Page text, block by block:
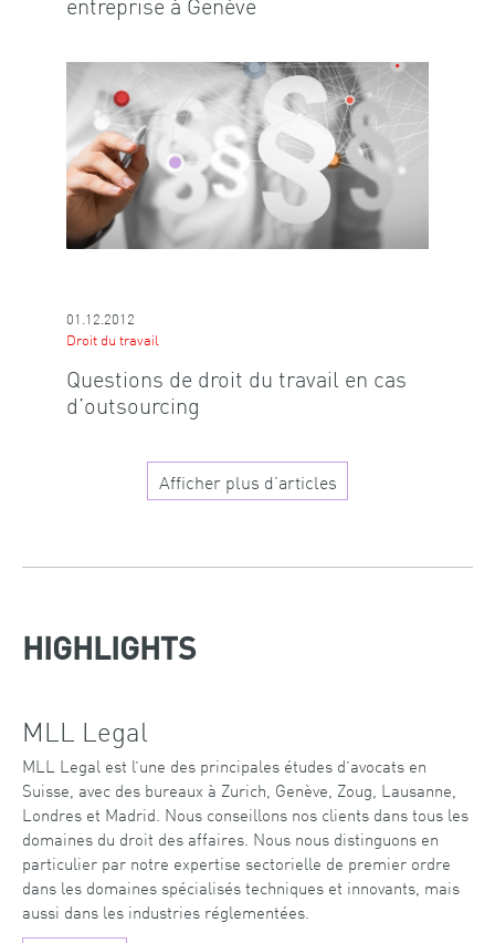
01.12.2012
Droit du travail
Questions de droit du travail en cas
d’outsourcing
Afficher plus d’articles
HIGHLIGHTS
MLL Legal
MLL Legal est l’une des principales études d’avocats en
Suisse, avec des bureaux à Zurich, Genève, Zoug, Lausanne,
Londres et Madrid. Nous conseillons nos clients dans tous les
domaines du droit des affaires. Nous nous distinguons en
particulier par notre expertise sectorielle de premier ordre
dans les domaines spécialisés techniques et innovants, mais
aussi dans les industries réglementées.